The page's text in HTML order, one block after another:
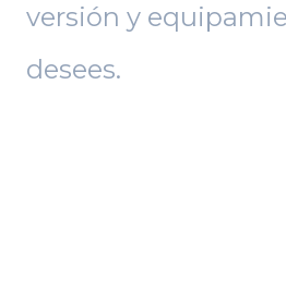
versión y
desees.